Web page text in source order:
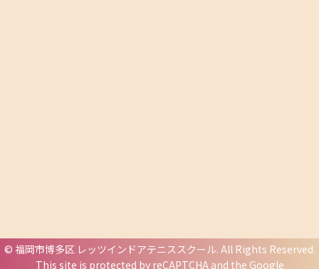
© 福岡市博多区 レッツインドアテニススクール. All Rights Reserved.
This site is protected by reCAPTCHA and the Google